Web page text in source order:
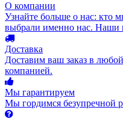
О компании
Узнайте больше о нас: кто
выбрали именно нас. Наши
Доставка
Доставим ваш заказ в
компанией.
Мы гарантируем
Мы гордимся безупречной